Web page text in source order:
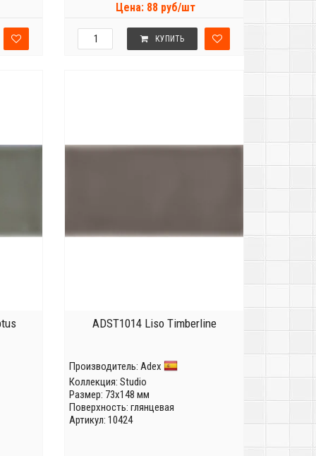
Цена: 88 руб/шт
КУПИТЬ
ADST1014 Liso Timberline
Производитель: Adex
Коллекция: Studio
Размер: 73x148 мм
Поверхность: глянцевая
Артикул: 10424